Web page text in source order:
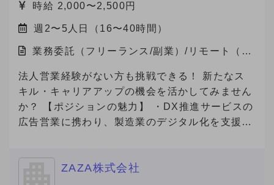
時給 2,000〜2,500円
週2〜5人日（16〜40時間）
業務委託（フリーランス/副業）/リモート（在
法人営業経験がない方も挑戦できる！ 新たなス
キル・キャリアアップの機会を活かしてみません
か？ 【ポジションの魅力】 ・DX推進サービスの
広告営業に携わり、製造業のデジタル化を支援す
迎するフラットな文化があります！ ・成果が報
ZAZA株式会社